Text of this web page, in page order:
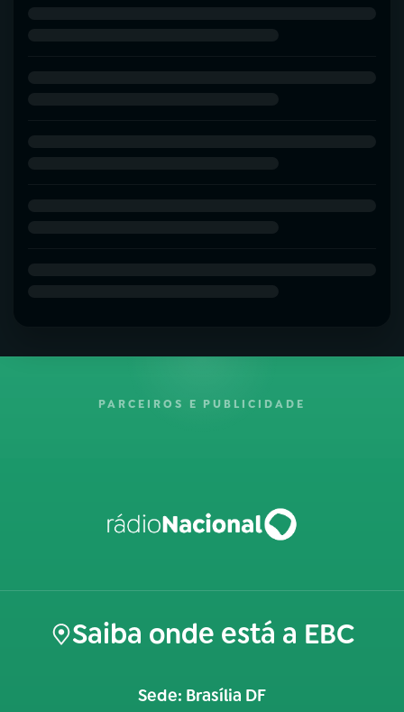
PARCEIROS E PUBLICIDADE
Saiba onde está a EBC
Sede: Brasília DF